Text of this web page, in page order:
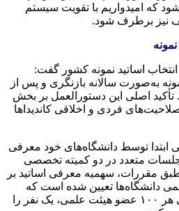
امیدواریم با تقویت سیستم
نیز برطرف شود.
اساتید نمونه کشور گفت:
به‌صورت سالانه بازنگری و پس از
تأکید اصلی این دستورالعمل بر بخش
فردی و اخلاقی کاندیداها
توسط دانشگاه‌های خود معرفی
متعدد در دو کمیته تخصصی
مقررات، سهمیه معرفی اساتید بر
دانشگاه‌ها تعیین شده است که
مطابق آن، دانشگاه‌ها به ازای هر ۱۰۰ عضو هیئت علمی، یک نفر را